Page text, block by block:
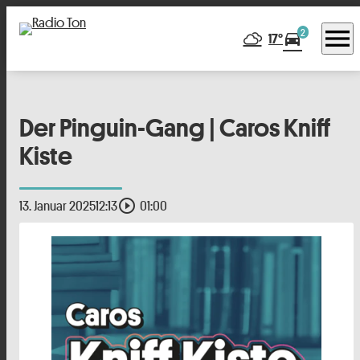
17°directions_car2 menu
Der Pinguin-Gang | Caros Kniff
Kiste
13. Januar 202512:13play_circle_outline 01:00